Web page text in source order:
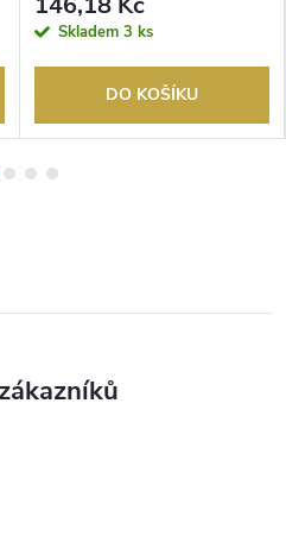
Skladem 3 ks
DO KOŠÍKU